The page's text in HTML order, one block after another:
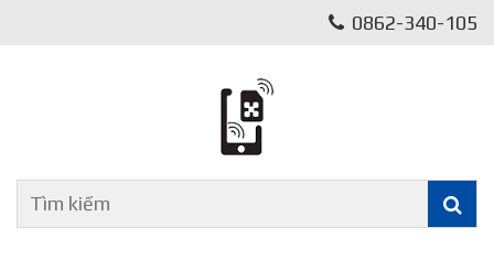
0862-340-105